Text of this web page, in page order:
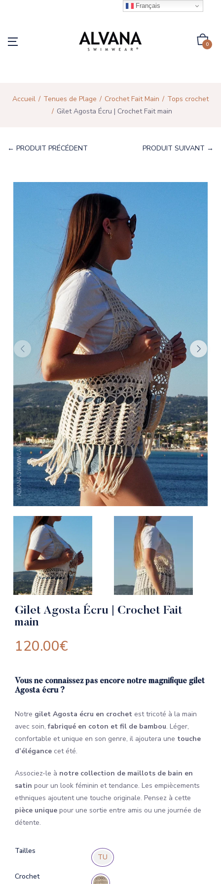
0
Accueil Tenues de Plage Crochet Fait Main
Tops crochet
Gilet Agosta Écru | Crochet Fait main
← PRODUIT PRÉCÉDENT PRODUIT SUIVANT →
Gilet Agosta Écru | Crochet Fait
main
120.00€
Vous ne connaissez pas encore notre magnifique gilet
Agosta écru ?
Notre gilet Agosta écru en crochet est tricoté à la main
avec soin,fabriqué en coton et fil de bambou. Léger,
confortable et unique en son genre, il ajoutera une touche
d’élégance cet été.
Associez-le à notre collection de maillots de bain en
satin pour un look féminin et tendance. Les empiècements
ethniques ajoutent une touche originale. Pensez à cette
pièce unique pour une sortie entre amis ou une journée de
détente.
Tailles
TU
Crochet
Français